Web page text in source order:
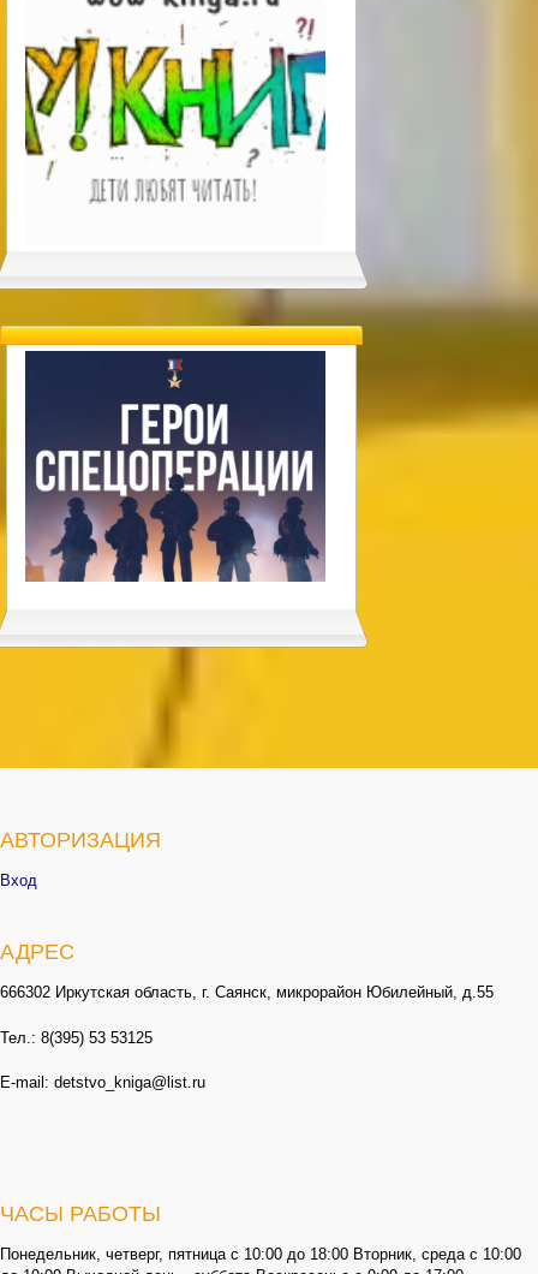
АВТОРИЗАЦИЯ
Вход
АДРЕС
666302 Иркутская область, г. Саянск, микрорайон Юбилейный, д.55
Тел.: 8(395) 53 53125
E-mail: detstvo_kniga@list.ru
ЧАСЫ РАБОТЫ
Понедельник, четверг, пятница с 10:00 до 18:00 Вторник, среда с 10:00